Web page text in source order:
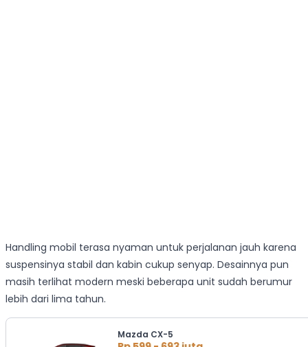
Handling mobil terasa nyaman untuk perjalanan jauh karena
suspensinya stabil dan kabin cukup senyap. Desainnya pun
masih terlihat modern meski beberapa unit sudah berumur
lebih dari lima tahun.
Mazda CX-5